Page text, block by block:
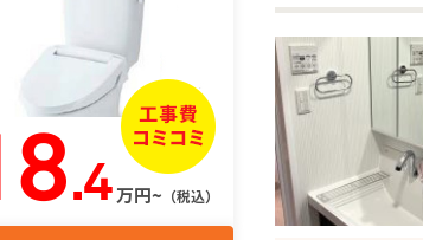
.4万円~ （税込）